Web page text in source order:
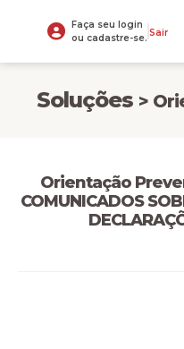
Faça seu login
ou cadastre-se. Sair
Soluções >
Orientação
COMUNICADOS